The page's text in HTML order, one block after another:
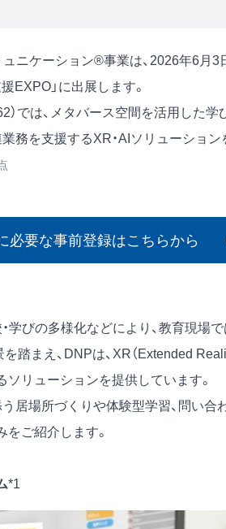
ケーション®事業は、2026年6月3日
EXPO」に出展します。
）では、メタバース空間を活用した学
務を支援するXR・AIソリューション
必要な事前登録はこちらから
学びの多様化などにより、教育現場
踏まえ、DNPは、XR（Extended
リューションを提供しています。
居場所づくりや体験型学習、問い合
ご紹介します。
*1